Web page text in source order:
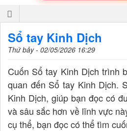
Sổ tay Kinh Dịch
Thứ bảy - 02/05/2026 16:29
Cuốn Sổ tay Kinh Dịch trình
quan đến Sổ tay Kinh Dịch.
Kinh Dịch, giúp bạn đọc có
và sâu sắc hơn về lĩnh vực
cụ thể, bạn đọc có thể tìm